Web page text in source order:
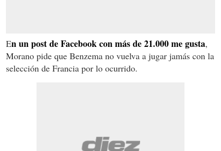
En un post de Facebook con más de 21.000 me gusta,
Morano pide que Benzema no vuelva a jugar jamás con la
selección de Francia por lo ocurrido.